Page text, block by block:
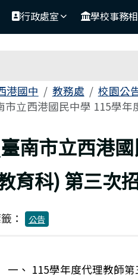
行政處室 學校事務
容區域
港國中 教務處
校園公
市立西港國民中學 115學
回上頁
臺南市立西港
育科) 第三次
： 公告
一、 115學年度代理教師第